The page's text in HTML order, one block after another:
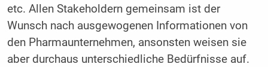
etc. Allen Stakeholdern gemeinsam ist der
Wunsch nach ausgewogenen Informationen von
den Pharmaunternehmen, ansonsten weisen sie
aber durchaus unterschiedliche Bedürfnisse auf.